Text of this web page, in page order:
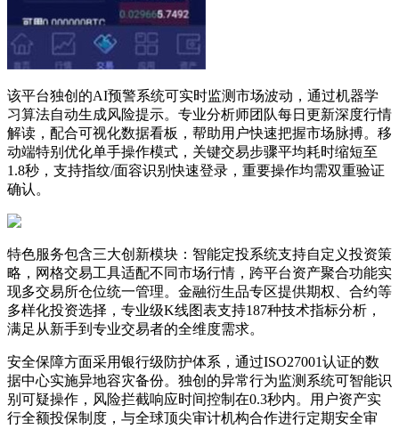
该平台独创的AI预警系统可实时监测市场波动，通过机器学
习算法自动生成风险提示。专业分析师团队每日更新深度行情
解读，配合可视化数据看板，帮助用户快速把握市场脉搏。移
动端特别优化单手操作模式，关键交易步骤平均耗时缩短至
1.8秒，支持指纹/面容识别快速登录，重要操作均需双重验证
确认。
特色服务包含三大创新模块：智能定投系统支持自定义投资策
略，网格交易工具适配不同市场行情，跨平台资产聚合功能实
现多交易所仓位统一管理。金融衍生品专区提供期权、合约等
多样化投资选择，专业级K线图表支持187种技术指标分析，
满足从新手到专业交易者的全维度需求。
安全保障方面采用银行级防护体系，通过ISO27001认证的数
据中心实施异地容灾备份。独创的异常行为监测系统可智能识
别可疑操作，风险拦截响应时间控制在0.3秒内。用户资产实
行全额投保制度，与全球顶尖审计机构合作进行定期安全审